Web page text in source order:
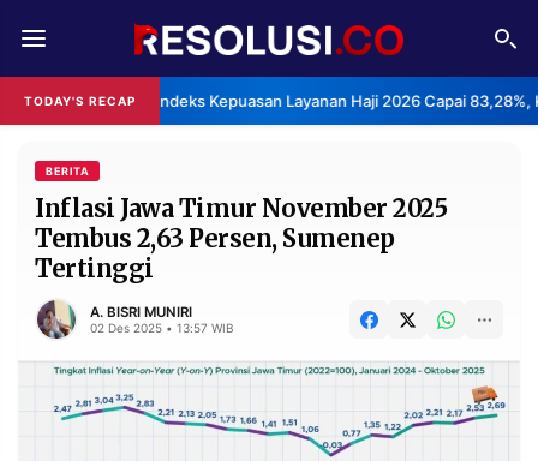
TODAY'S RECAPBPS: Indeks Kepuasan Layanan Haji 2026 Capai 83,28%,
REDAKSI TENTANG
RESOLUSI IKLAN
RUBRIKASI
EDITORIAL
FINANSIA PERSONA
DAERAH NASIONAL
MANCA SPORT
BERITA
Inflasi Jawa Timur November 2025
Tembus 2,63 Persen, Sumenep
Tertinggi
A. BISRI MUNIRI
02 Des 2025 • 13:57 WIB